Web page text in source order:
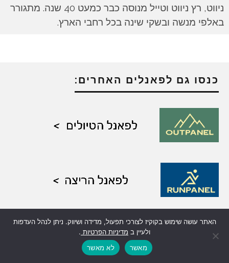
ניווט, רץ ניווט וטייל מנוסה כבר כמעט 40 שנה. מתגורר
באלפי מנשה ובשקי שינה בכל רחבי הארץ.
כנסו גם לפאנלים האחרים:
האתר עושה שימוש בקוקיז לצורכי תפעול, מדידה ושיווק. ניתן לנהל העדפות
ולעיין ב מדיניות הפרטיות .
מאשר
לא מאשר